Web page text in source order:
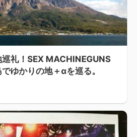
礼！SEX MACHINEGUNS
ゆかりの地＋αを巡る。